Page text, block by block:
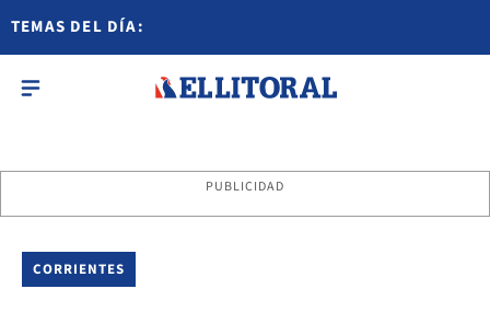
TEMAS DEL DÍA:
PUBLICIDAD
CORRIENTES